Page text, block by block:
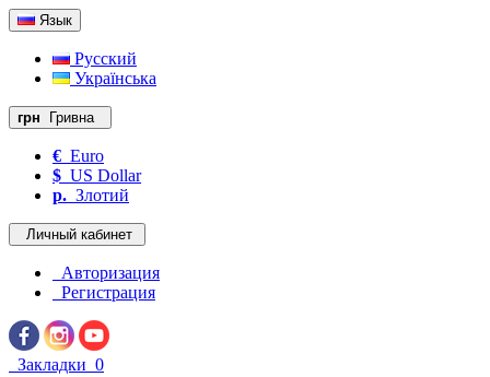
Язык
Русский
Українська
грн Гривна
€ Euro
$ US Dollar
р. Злотий
Личный кабинет
Авторизация
Регистрация
Закладки 0